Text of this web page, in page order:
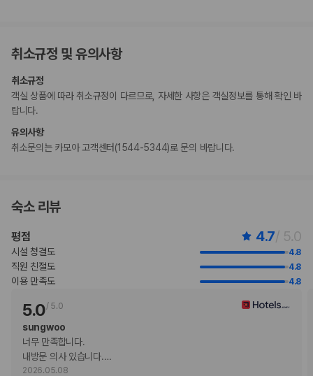
이 숙박 시설은 안전을 위해 일산화탄소 감지기, 소화기, 연기 감지기, 보안
이 숙박 시설에는 어린이에게 적합하지 않을 수 있는 발코니, 파티오, 테라
스와 같은 야외 공간이 있습니다. 이 부분이 염려되시면 도착 전에 숙박 시
설에 연락하여 적합한 객실을 이용할 수 있는지 확인하시기 바랍니다.
고객 정책과 문화적 기준이나 규범은 국가 및 숙박 시설에 따라 다를 수 있
습니다. 명시된 정책은 숙박 시설에서 제공했습니다.
피트니스 센터는 매달 첫째 주 화요일에 운영하지 않습니다(일정은 변경될
지 않고 이용할 경우 무료로 숙박할 수 있습니다.
고객의 안전을 위해 모든 거래 시 현금 없이 결제 가능 등의 조치를 시행 중
부가 정보
추가 안내사항
기타 선택사항
뷔페아침 식사 요금: 성인 KRW 85000, 어린이 KRW 40000(대략적인
금액)
간이 침대 이용 요금: 1일 기준, KRW 48400.0
위 목록에 명시되지 않은 다른 항목이 있을 수 있습니다. 요금 및 보증금은 세전
취소규정 및 유의사항
취소규정
객실 상품에 따라 취소규정이 다르므로, 자세한 사항은 객실정보를 통해 확인 바
랍니다.
유의사항
취소문의는 카모아 고객센터(1544-5344)로 문의 바랍니다.
숙소 리뷰
평점 4.7/ 5.0
시설 청결도 4.8
직원 친절도 4.8
이용 만족도 4.8
5.0/ 5.0
sungwoo
너무 만족합니다.
내방문 의사 있습니다.…
2026.05.08